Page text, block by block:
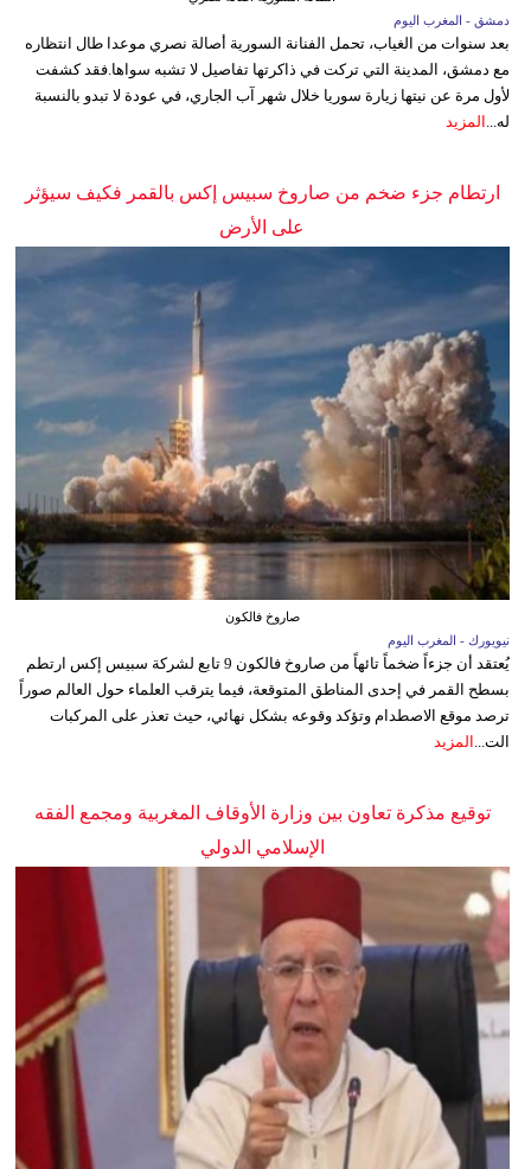
دمشق - المغرب اليوم
بعد سنوات من الغياب، تحمل الفنانة السورية أصالة نصري موعدا طال انتظاره
مع دمشق، المدينة التي تركت في ذاكرتها تفاصيل لا تشبه سواها.فقد كشفت
لأول مرة عن نيتها زيارة سوريا خلال شهر آب الجاري، في عودة لا تبدو بالنسبة
له... المزيد
ارتطام جزء ضخم من صاروخ سبيس إكس بالقمر فكيف سيؤثر
على الأرض
صاروخ فالكون
نيويورك - المغرب اليوم
يُعتقد أن جزءاً ضخماً تائهاً من صاروخ فالكون 9 تابع لشركة سبيس إكس ارتطم
بسطح القمر في إحدى المناطق المتوقعة، فيما يترقب العلماء حول العالم صوراً
ترصد موقع الاصطدام وتؤكد وقوعه بشكل نهائي، حيث تعذر على المركبات
الت...
المزيد
توقيع مذكرة تعاون بين وزارة الأوقاف المغربية ومجمع الفقه
الإسلامي الدولي